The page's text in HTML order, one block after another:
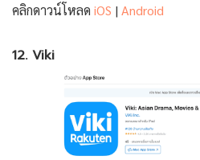
คลิกดาวน์โหลด iOS | Android
12. Viki